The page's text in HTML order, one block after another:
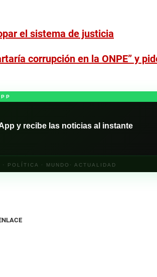
el sistema de justicia
corrupción en la ONPE” y
y recibe las noticias al instante
· POLÍTICA · MUNDO· ACTUALIDAD